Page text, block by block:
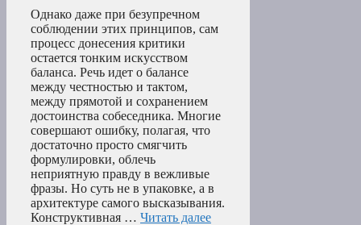
Однако даже при безупречном
соблюдении этих принципов, сам
процесс донесения критики
остается тонким искусством
баланса. Речь идет о балансе
между честностью и тактом,
между прямотой и сохранением
достоинства собеседника. Многие
совершают ошибку, полагая, что
достаточно просто смягчить
формулировки, облечь
неприятную правду в вежливые
фразы. Но суть не в упаковке, а в
архитектуре самого высказывания.
Конструктивная … Читать далее